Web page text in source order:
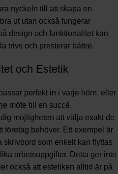
nyckeln till att skapa en
ut utan också fungerar
design och funktionalitet kan
trivs och presterar bättre.
och Estetik
perfekt in i varje hörn, eller
möte till en succé.
möjligheten att välja exakt de
företag behöver. Ett exempel är
skrivbord som enkelt kan flyttas
arbetsuppgifter. Detta ger inte
också att estetiken alltid är på